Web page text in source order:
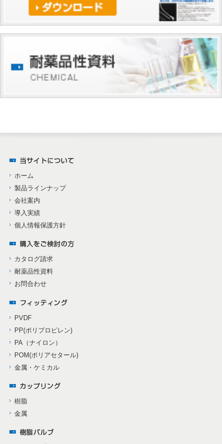
ホーム
製品ラインナップ
会社案内
導入実績
個人情報保護方針
カタログ請求
耐薬品性資料
お問合わせ
PVDF
PP(ポリプロピレン)
PA（ナイロン）
POM(ポリアセタール)
金属・ケミカル
樹脂
金属